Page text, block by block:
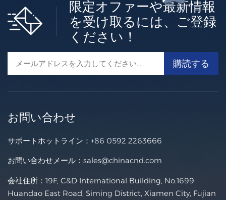
限定オファーや最新情報
を受け取るには、ご登録
ください！
お問い合わせ
サポートホットライン： +86 0592 2263666
お問い合わせメール： sales@chinacnd.com
会社住所：19F, C&D International Building, No.1699
Huandao East Road, Siming District, Xiamen City, Fujian